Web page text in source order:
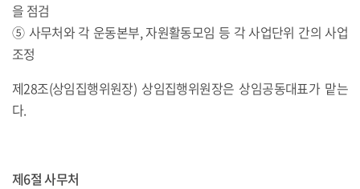
을 점검
⑤ 사무처와 각 운동본부, 자원활동모임 등 각 사업단위 간의 사업
조정
제28조(상임집행위원장) 상임집행위원장은 상임공동대표가 맡는
다.
제6절 사무처